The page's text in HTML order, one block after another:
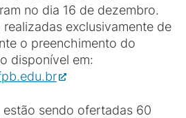
no dia 16 de dezembro.
exclusivamente de
o preenchimento do
disponível em:
estão sendo ofertadas 60